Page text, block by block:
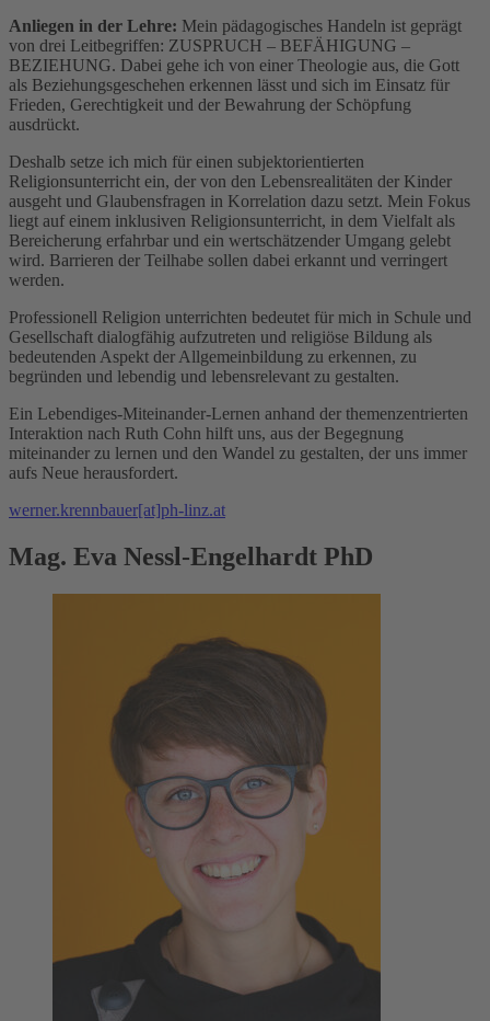
Anliegen in der Lehre: Mein pädagogisches Handeln ist geprägt
von drei Leitbegriffen: ZUSPRUCH – BEFÄHIGUNG –
BEZIEHUNG. Dabei gehe ich von einer Theologie aus, die Gott
als Beziehungsgeschehen erkennen lässt und sich im Einsatz für
Frieden, Gerechtigkeit und der Bewahrung der Schöpfung
ausdrückt.
Deshalb setze ich mich für einen subjektorientierten
Religionsunterricht ein, der von den Lebensrealitäten der Kinder
ausgeht und Glaubensfragen in Korrelation dazu setzt. Mein Fokus
liegt auf einem inklusiven Religionsunterricht, in dem Vielfalt als
Bereicherung erfahrbar und ein wertschätzender Umgang gelebt
wird. Barrieren der Teilhabe sollen dabei erkannt und verringert
werden.
Professionell Religion unterrichten bedeutet für mich in Schule und
Gesellschaft dialogfähig aufzutreten und religiöse Bildung als
bedeutenden Aspekt der Allgemeinbildung zu erkennen, zu
begründen und lebendig und lebensrelevant zu gestalten.
Ein Lebendiges-Miteinander-Lernen anhand der themenzentrierten
Interaktion nach Ruth Cohn hilft uns, aus der Begegnung
miteinander zu lernen und den Wandel zu gestalten, der uns immer
aufs Neue herausfordert.
werner.krennbauer[at]ph-linz.at
Mag. Eva Nessl-Engelhardt PhD